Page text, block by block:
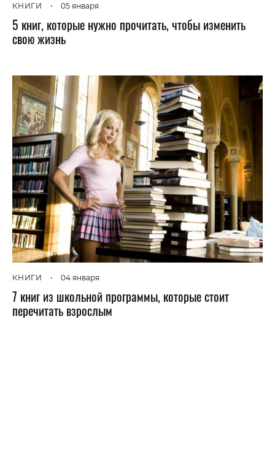
КНИГИ • 05 января
5 книг, которые нужно прочитать, чтобы изменить
свою жизнь
КНИГИ • 04 января
7 книг из школьной программы, которые стоит
перечитать взрослым